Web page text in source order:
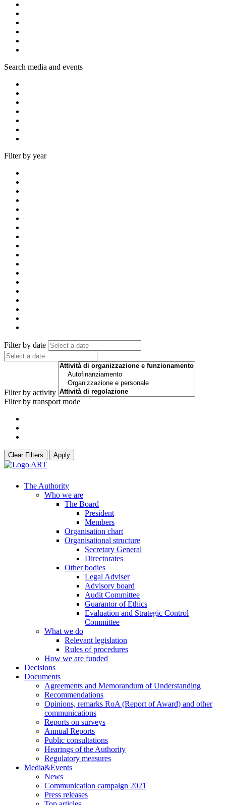
Search media and events
Filter by year
Filter by date
Filter by activity
Filter by transport mode
Clear Filters Apply
The Authority
Who we are
The Board
President
Members
Organisation chart
Organisational structure
Secretary General
Directorates
Other bodies
Legal Adviser
Advisory board
Audit Committee
Guarantor of Ethics
Evaluation and Strategic Control
Committee
What we do
Relevant legislation
Rules of procedures
How we are funded
Decisions
Documents
Agreements and Memorandum of Understanding
Recommendations
Opinions, remarks RoA (Report of Award) and other
communications
Reports on surveys
Annual Reports
Public consultations
Hearings of the Authority
Regulatory measures
Media&Events
News
Communication campaign 2021
Press releases